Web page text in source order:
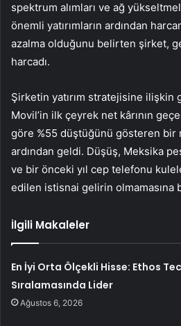
spektrum alımları ve ağ
önemli yatırımların ardından
azalma olduğunu belirten şirket,
harcadı.
Şirketin yatırım stratejisine ilişkin
Movil’in ilk çeyrek net kârının
göre %55 düştüğünü gösteren bir
ardından geldi. Düşüş, Meksika
ve bir önceki yıl cep telefonu
edilen istisnai gelirin olmamasına
İlgili Makaleler
En İyi Orta Ölçekli Hisse: Ethos
Sıralamasında Lider
Ağustos 6, 2026